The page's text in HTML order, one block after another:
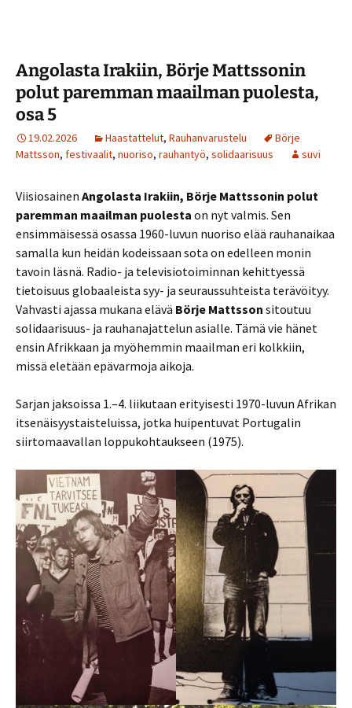
Angolasta Irakiin, Börje Mattssonin
polut paremman maailman puolesta,
osa 5
19.02.2026 Haastattelut, Rauhanvarustelu
Börje
Mattsson, festivaalit, nuoriso, rauhantyö, solidaarisuus suvi
Viisiosainen Angolasta Irakiin, Börje Mattssonin polut
paremman maailman puolesta on nyt valmis. Sen
ensimmäisessä osassa 1960-luvun nuoriso elää rauhanaikaa
samalla kun heidän kodeissaan sota on edelleen monin
tavoin läsnä. Radio- ja televisiotoiminnan kehittyessä
tietoisuus globaaleista syy- ja seuraussuhteista terävöityy.
Vahvasti ajassa mukana elävä Börje Mattsson sitoutuu
solidaarisuus- ja rauhanajattelun asialle. Tämä vie hänet
ensin Afrikkaan ja myöhemmin maailman eri kolkkiin,
missä eletään epävarmoja aikoja.
Sarjan jaksoissa 1.–4. liikutaan erityisesti 1970-luvun Afrikan
itsenäisyystaisteluissa, jotka huipentuvat Portugalin
siirtomaavallan loppukohtaukseen (1975).